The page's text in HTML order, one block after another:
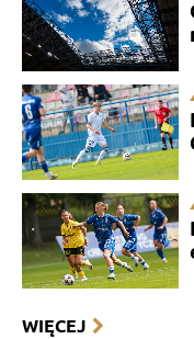
WIĘCEJ